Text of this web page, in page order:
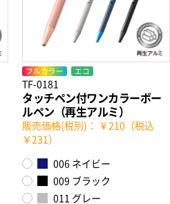
フルカラー エコ
TF-0181
タッチペン付ワンカラーボー
ルペン（再生アルミ）
販売価格(税別)： ￥210（税込
￥231）
006 ネイビー
009 ブラック
011 グレー